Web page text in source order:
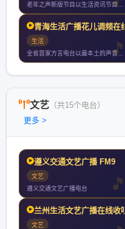
老年之声新版节目以生活资讯节目健康养生节目和文艺节目为主全天
青海生活广播花儿调频在线
生活
全省首家方言电台以最本土的声音打造最全面的生活服务类电台
文艺 （共15个电台）
更多 >
遵义交通文艺广播 FM9
文艺
遵义交通文艺广播电台
兰州生活文艺广播在线收听
文艺